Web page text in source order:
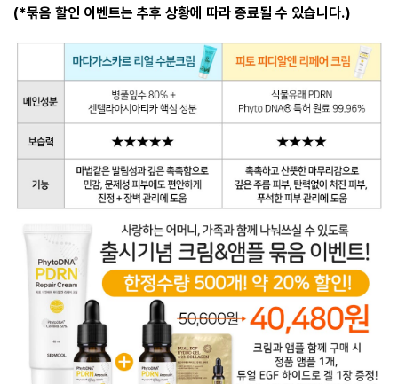
(*묶음 할인 이벤트는 추후 상황에 따라 종료될 수 있습니다.)